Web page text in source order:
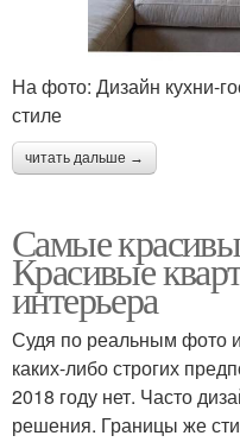
На фото: Дизайн кухни-
стиле
читать дальше →
Самые
Красивые
интерьера
Судя по реальным фото
каких-либо строгих
2018 году нет. Часто
решения. Границы же